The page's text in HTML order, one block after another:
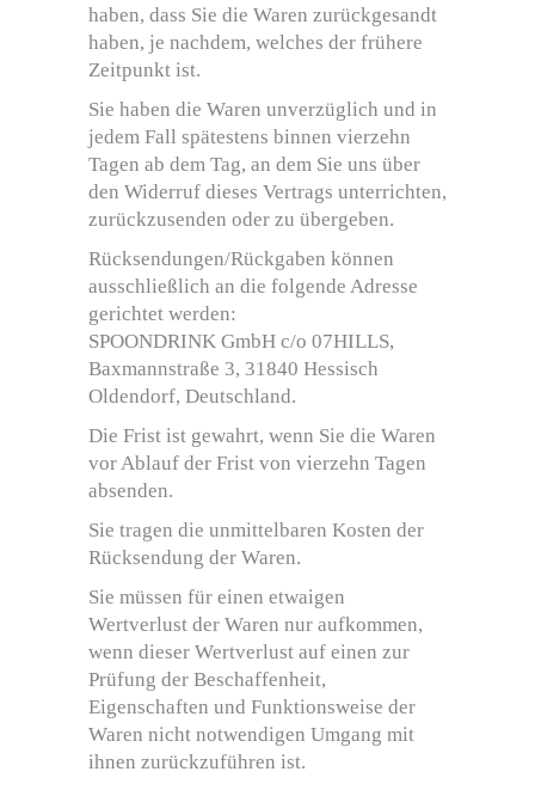
haben, dass Sie die Waren zurückgesandt
haben, je nachdem, welches der frühere
Zeitpunkt ist.
Sie haben die Waren unverzüglich und in
jedem Fall spätestens binnen vierzehn
Tagen ab dem Tag, an dem Sie uns über
den Widerruf dieses Vertrags unterrichten,
zurückzusenden oder zu übergeben.
Rücksendungen/Rückgaben können
ausschließlich an die folgende Adresse
gerichtet werden:
SPOONDRINK GmbH c/o 07HILLS,
Baxmannstraße 3, 31840 Hessisch
Oldendorf, Deutschland.
Die Frist ist gewahrt, wenn Sie die Waren
vor Ablauf der Frist von vierzehn Tagen
absenden.
Sie tragen die unmittelbaren Kosten der
Rücksendung der Waren.
Sie müssen für einen etwaigen
Wertverlust der Waren nur aufkommen,
wenn dieser Wertverlust auf einen zur
Prüfung der Beschaffenheit,
Eigenschaften und Funktionsweise der
Waren nicht notwendigen Umgang mit
ihnen zurückzuführen ist.